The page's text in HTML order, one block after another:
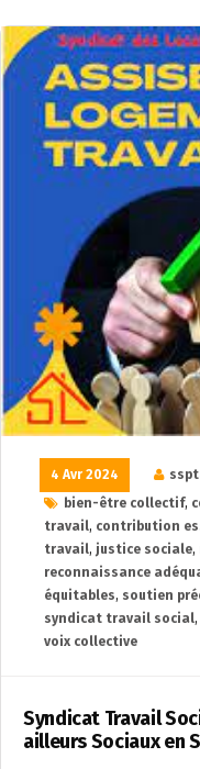
4 Avr 2024
bien-être collectif,
travail, contribution
travail, justice sociale,
reconnaissance
équitables, soutien
syndicat travail social,
voix collective
Syndicat Travail
ailleurs Sociaux en